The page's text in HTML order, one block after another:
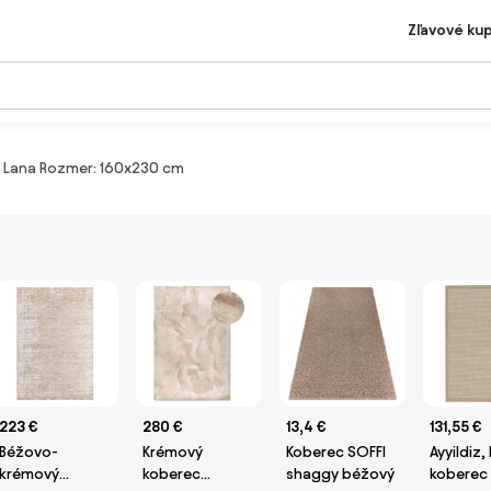
Zľavové
Rozmer: 160x230 cm
223 €
Béžovo-
krémový
280 €
Krémový
koberec
13,4 €
Koberec SOFFI
shaggy béžový
131,55 €
Ayyildiz,
koberec